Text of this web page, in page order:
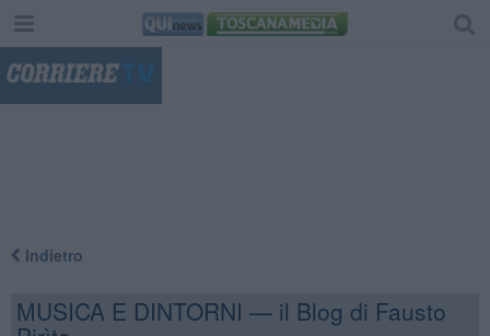
Indietro
MUSICA E DINTORNI — il Blog di Fausto